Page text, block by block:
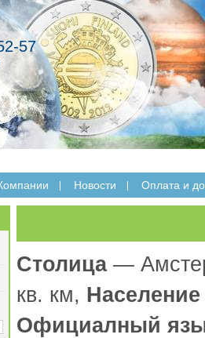
57
Новости Оплата и
Столица—
кв. км, Население
Официалный